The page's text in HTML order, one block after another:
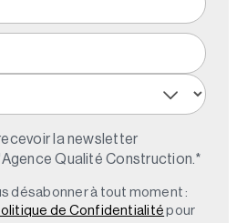
la newsletter
Qualité Construction. *
désabonner à tout moment :
de Confidentialité pour